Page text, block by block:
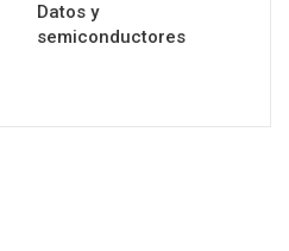
Datos y
semiconductores